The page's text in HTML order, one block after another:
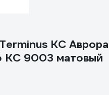
КС Аврора
КС 9003 матовый